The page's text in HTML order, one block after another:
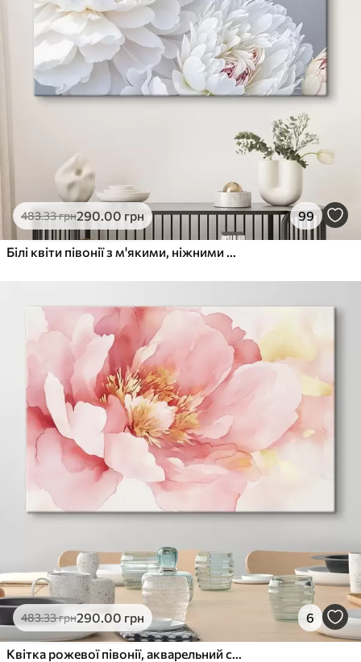
483.33грн290.00 грн 99
Білі квіти півонії з м'якими, ніжними пелюстками на світло-сірому тлі
483.33грн290.00 грн 6
Квітка рожевої півонії, акварельний стиль